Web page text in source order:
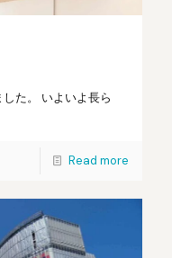
た。 いよいよ長ら
Read more